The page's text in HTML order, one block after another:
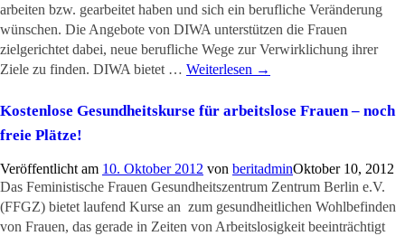
arbeiten bzw. gearbeitet haben und sich ein berufliche Veränderung
wünschen. Die Angebote von DIWA unterstützen die Frauen
zielgerichtet dabei, neue berufliche Wege zur Verwirklichung ihrer
Ziele zu finden. DIWA bietet … Weiterlesen →
Kostenlose Gesundheitskurse für arbeitslose Frauen – noch
freie Plätze!
Veröffentlicht am 10. Oktober 2012 von beritadminOktober 10, 2012
Das Feministische Frauen Gesundheitszentrum Zentrum Berlin e.V.
(FFGZ) bietet laufend Kurse an zum gesundheitlichen Wohlbefinden
von Frauen, das gerade in Zeiten von Arbeitslosigkeit beeinträchtigt